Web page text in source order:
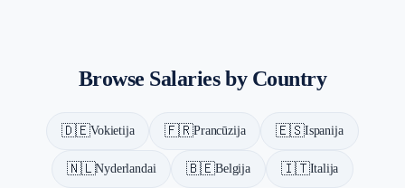
Airija — €58K average salary
Liuksemburgas — €72K average salary
Nyderlandai — €56K average salary
Lenkija — €28K average salary
Browse Salaries by Country
🇩🇪Vokietija 🇫🇷Prancūzija 🇪🇸Ispanija
🇳🇱Nyderlandai 🇧🇪Belgija 🇮🇹Italija